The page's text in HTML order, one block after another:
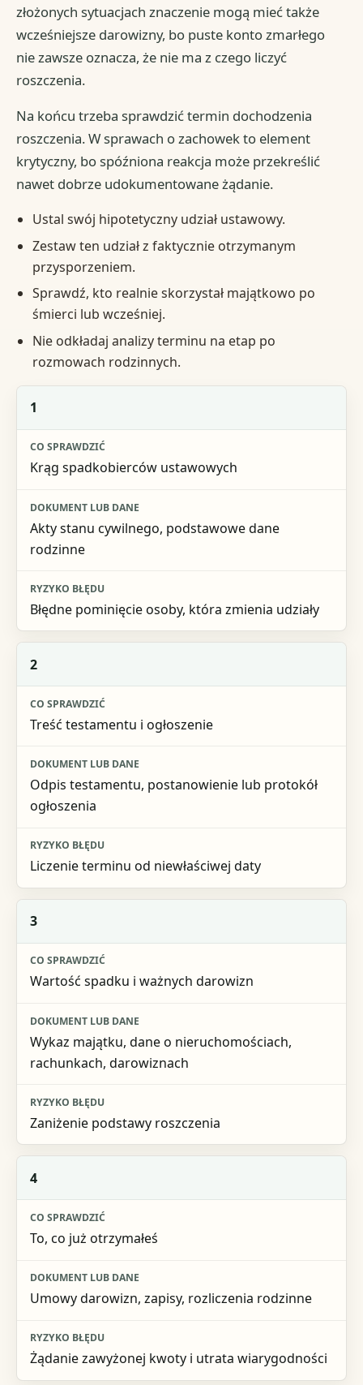
złożonych sytuacjach znaczenie mogą mieć także
wcześniejsze darowizny, bo puste konto zmarłego
nie zawsze oznacza, że nie ma z czego liczyć
roszczenia.
Na końcu trzeba sprawdzić termin dochodzenia
roszczenia. W sprawach o zachowek to element
krytyczny, bo spóźniona reakcja może przekreślić
nawet dobrze udokumentowane żądanie.
Ustal swój hipotetyczny udział ustawowy.
Zestaw ten udział z faktycznie otrzymanym
przysporzeniem.
Sprawdź, kto realnie skorzystał majątkowo po
śmierci lub wcześniej.
Nie odkładaj analizy terminu na etap po
rozmowach rodzinnych.
Krok
Co sprawdzić
Dokument lub dane
1
Krąg spadkobierców ustawowych
Akty stanu cywilnego, podstawowe dane
rodzinne
Błędne pominięcie osoby, która zmienia udziały
2
Treść testamentu i ogłoszenie
Odpis testamentu, postanowienie lub protokół
ogłoszenia
Liczenie terminu od niewłaściwej daty
3
Wartość spadku i ważnych darowizn
Wykaz majątku, dane o nieruchomościach,
rachunkach, darowiznach
Zaniżenie podstawy roszczenia
4
To, co już otrzymałeś
Umowy darowizn, zapisy, rozliczenia rodzinne
Żądanie zawyżonej kwoty i utrata wiarygodności